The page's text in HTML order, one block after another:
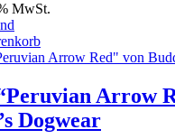
MwSt.
Arrow
Dogwear